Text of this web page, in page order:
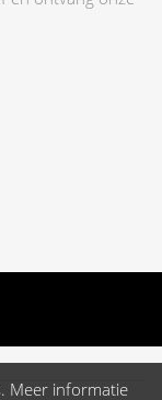
Meer informatie